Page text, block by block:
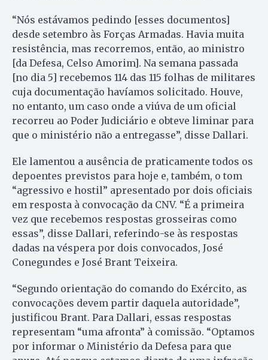
“Nós estávamos pedindo [esses documentos]
desde setembro às Forças Armadas. Havia muita
resistência, mas recorremos, então, ao ministro
[da Defesa, Celso Amorim]. Na semana passada
[no dia 5] recebemos 114 das 115 folhas de militares
cuja documentação havíamos solicitado. Houve,
no entanto, um caso onde a viúva de um oficial
recorreu ao Poder Judiciário e obteve liminar para
que o ministério não a entregasse”, disse Dallari.
Ele lamentou a ausência de praticamente todos os
depoentes previstos para hoje e, também, o tom
“agressivo e hostil” apresentado por dois oficiais
em resposta à convocação da CNV. “É a primeira
vez que recebemos respostas grosseiras como
essas”, disse Dallari, referindo-se às respostas
dadas na véspera por dois convocados, José
Conegundes e José Brant Teixeira.
“Segundo orientação do comando do Exército, as
convocações devem partir daquela autoridade”,
justificou Brant. Para Dallari, essas respostas
representam “uma afronta” à comissão. “Optamos
por informar o Ministério da Defesa para que